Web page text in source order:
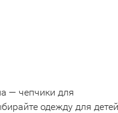
— чепчики для
одежду для